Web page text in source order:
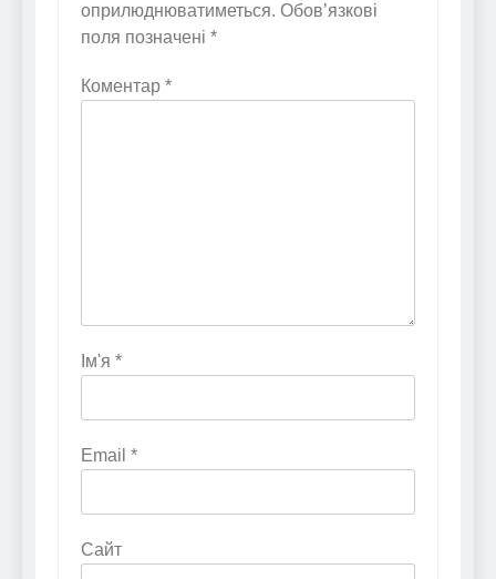
оприлюднюватиметься. Обов’язкові
поля позначені *
Коментар *
Ім'я *
Email *
Сайт